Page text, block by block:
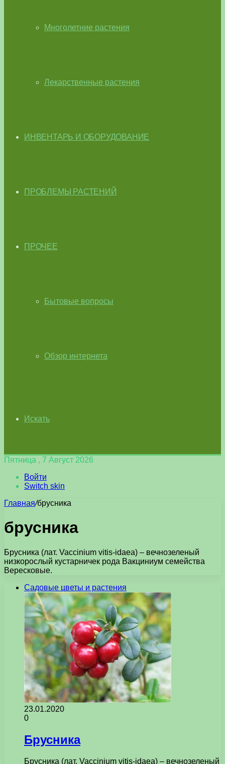
Многолетние растения
Лекарственные растения
ИНВЕНТАРЬ И ОБОРУДОВАНИЕ
ПРОБЛЕМЫ РАСТЕНИЙ
ПРОЧЕЕ
Бытовые вопросы
Обзор интернета
Искать
Пятница , 7 Август 2026
Войти
Switch skin
Главная/брусника
брусника
Брусника (лат. Vaccinium vitis-idaea) – вечнозеленый
низкорослый кустарничек рода Вакциниум семейства
Вересковые.
Садовые цветы и растения
23.01.2020
0
Брусника
Брусника (лат. Vaccinium vitis-idaea) – вечнозеленый